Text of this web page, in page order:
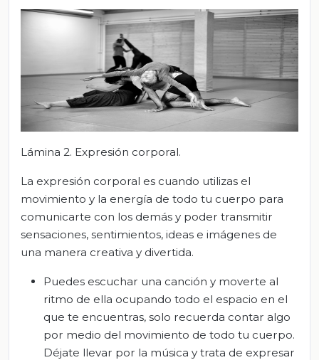
Lámina 2. Expresión corporal.
La expresión corporal es cuando utilizas el
movimiento y la energía de todo tu cuerpo para
comunicarte con los demás y poder transmitir
sensaciones, sentimientos, ideas e imágenes de
una manera creativa y divertida.
Puedes escuchar una canción y moverte al
ritmo de ella ocupando todo el espacio en el
que te encuentras, solo recuerda contar algo
por medio del movimiento de todo tu cuerpo.
Déjate llevar por la música y trata de expresar